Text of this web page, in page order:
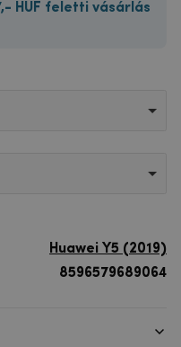
HUF feletti vásárlás
Huawei Y5 (2019)
8596579689064